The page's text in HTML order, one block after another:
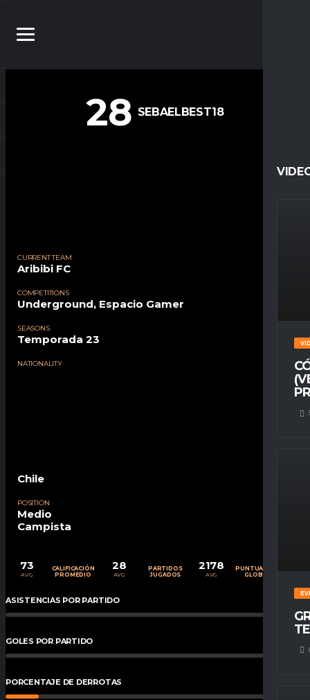
28 SEBAELBEST18
CURRENT TEAM
Aribibi FC
COMPETITIONS
Underground, Espacio Gamer
SEASONS
Temporada 23
NATIONALITY
Chile
POSITION
Medio
Campista
73
AVG
CALIFICACIÓN
PROMEDIO
28
AVG
PARTIDOS
JUGADOS
2178
AVG
PUNTUACIÓN
GLOBAL
ASISTENCIAS POR PARTIDO 0%
GOLES POR PARTIDO
PORCENTAJE DE DERROTAS